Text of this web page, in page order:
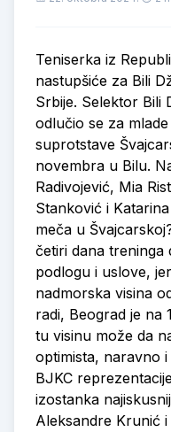
Teniserka iz
nastupšiće za Bili
Srbije. Selektor Bili
odlučio se za
suprotstave
novembra u Bilu.
Radivojević, Mia
Stanković i
meča u
četiri dana treninga
podlogu i uslove,
nadmorska visina
radi, Beograd je na
tu visinu može da
optimista, naravno
BJKC
izostanka
Aleksandre Krunić